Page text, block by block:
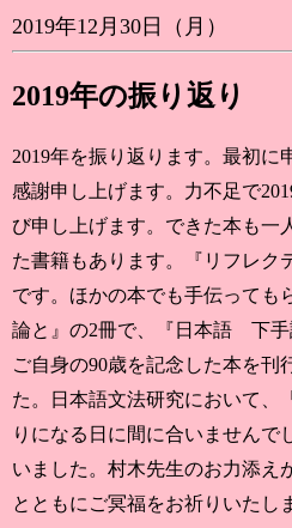
2019年12月30日（月）
2019年の振り返り
2019年を振り返ります。最初
感謝申し上げます。力不足で
び申し上げます。できた本も一
た書籍もあります。『リフレク
です。ほかの本でも手伝って
論と』の2冊で、『日本語 下手
ご自身の90歳を記念した本を
た。日本語文法研究において、
りになる日に間に合いません
いました。村木先生のお力添え
とともにご冥福をお祈りいたし